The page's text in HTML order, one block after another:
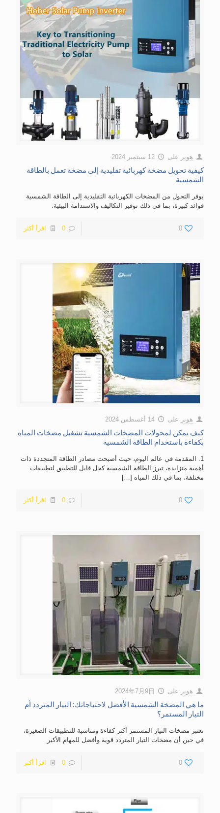
هوبر على 12 سبتمبر 2024
كيفية تحويل مضخة كهربائية تقليدية إلى مضخة تعمل بالطاقة
الشمسية
يوفر التحول من المضخات الكهربائية التقليدية إلى الطاقة الشمسية
فوائد كبيرة، بما في ذلك توفير التكاليف والاستدامة البيئية.
0
0 اقرأ أكثر
هوبر على 14 أغسطس 2024
كيف يمكن لمحولات المضخات الشمسية تشغيل مضخات المياه
بكفاءة باستخدام الطاقة الشمسية
1. المقدمة في عالم اليوم، حيث أصبحت مصادر الطاقة المتجددة ذات
أهمية متزايدة، تبرز الطاقة الشمسية كحل قابل للتطبيق لتطبيقات
مختلفة، بما في ذلك المياه […]
0
0 اقرأ أكثر
هوبر على 2024年7月9日
ما هي المضخة الشمسية الأفضل لاحتياجاتك: التيار المتردد أم
التيار المستمر؟
تعتبر مضخات التيار المستمر أكثر كفاءة ومناسبة للتطبيقات الصغيرة،
في حين أن مضخات التيار المتردد قوية وأفضل للمهام الأكبر
0
0 اقرأ أكثر